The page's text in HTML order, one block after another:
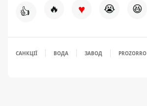
👍 🔥 ♥ 😭 😆
САНКЦІЇ ВОДА ЗАВОД PROZORRO